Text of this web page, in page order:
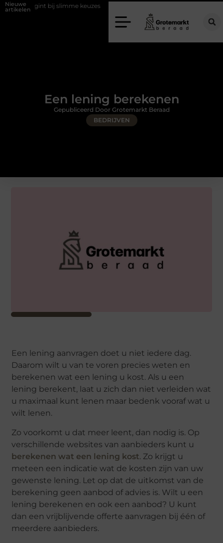
Nieuwe
artikelen
slimme keuzes Waarom kiezen voor een rijschool in Utrecht?
Een lening berekenen
BEDRIJVEN
Gepubliceerd Door Grotemarkt Beraad
Een lening aanvragen doet u niet iedere dag.
Daarom wilt u van te voren precies weten en
berekenen wat een lening u kost. Als u een
lening berekent, laat u zich dan niet verleiden wat
u maximaal kunt lenen maar bedenk vooraf wat u
wilt lenen.
Zo voorkomt u dat meer leent, dan nodig is. Op
verschillende websites van aanbieders kunt u
berekenen wat een lening kost. Zo krijgt u
meteen een indicatie wat de kosten zijn van uw
gewenste lening. Let op dat de uitkomst van de
berekening geen aanbod of advies is. Wilt u een
lening berekenen en ook een aanbod? U kunt
dan een vrijblijvende offerte aanvragen bij één of
meerdere aanbieders.